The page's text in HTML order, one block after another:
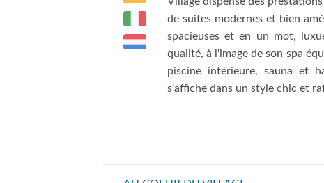
de suites modernes et bien
spacieuses et en un mot,
qualité, à l'image de son spa
piscine intérieure, sauna et
s'affiche dans un style chic et